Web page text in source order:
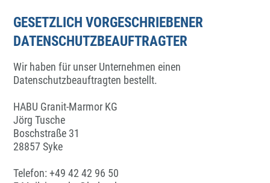
GESETZLICH VORGESCHRIEBENER
DATENSCHUTZBEAUFTRAGTER
Wir haben für unser Unternehmen einen
Datenschutzbeauftragten bestellt.
HABU Granit-Marmor KG
Jörg Tusche
Boschstraße 31
28857 Syke
Telefon: +49 42 42 96 50